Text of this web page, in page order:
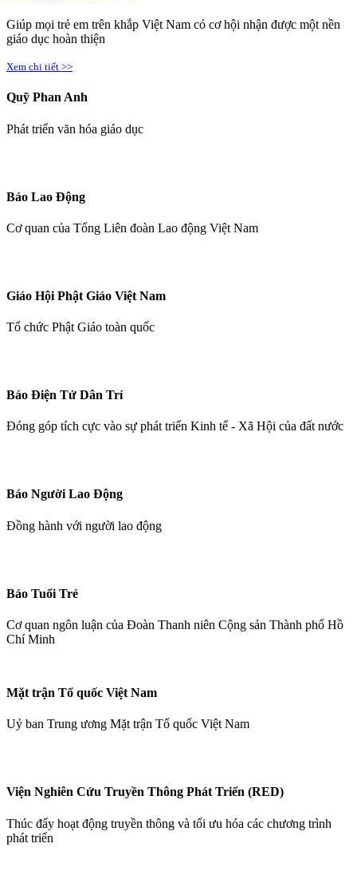
Giúp mọi trẻ em trên khắp Việt Nam có cơ hội nhận được một nền
giáo dục hoàn thiện
Xem chi tiết >>
Quỹ Phan Anh
Phát triển văn hóa giáo dục
Báo Lao Động
Cơ quan của Tổng Liên đoàn Lao động Việt Nam
Giáo Hội Phật Giáo Việt Nam
Tổ chức Phật Giáo toàn quốc
Báo Điện Tử Dân Trí
Đóng góp tích cực vào sự phát triển Kinh tế - Xã Hội của đất nước
Báo Người Lao Động
Đồng hành với người lao động
Báo Tuổi Trẻ
Cơ quan ngôn luận của Đoàn Thanh niên Cộng sản Thành phố Hồ
Chí Minh
Mặt trận Tổ quốc Việt Nam
Uỷ ban Trung ương Mặt trận Tổ quốc Việt Nam
Viện Nghiên Cứu Truyền Thông Phát Triển (RED)
Thúc đẩy hoạt động truyền thông và tối ưu hóa các chương trình
phát triển